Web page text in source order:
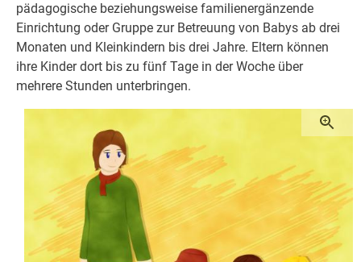
pädagogische beziehungsweise familienergänzende
Einrichtung oder Gruppe zur Betreuung von Babys ab drei
Monaten und Kleinkindern bis drei Jahre. Eltern können
ihre Kinder dort bis zu fünf Tage in der Woche über
mehrere Stunden unterbringen.